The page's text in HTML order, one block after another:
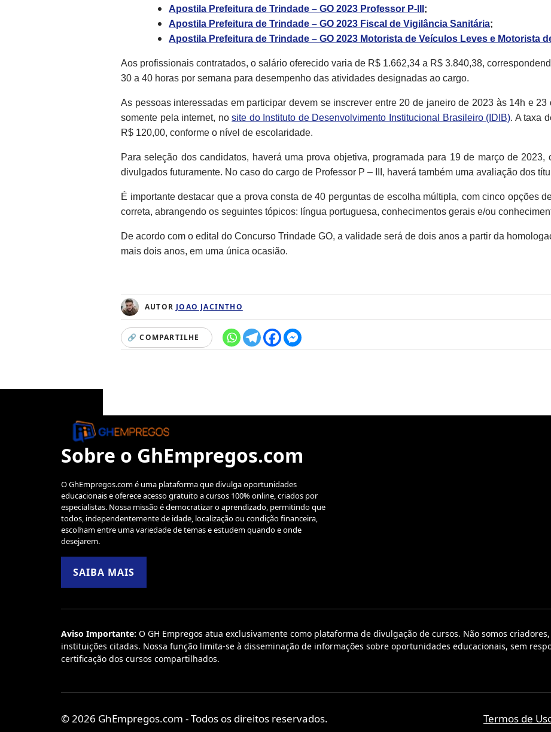
Apostila Prefeitura de Trindade – GO 2023 Professor P-III ;
Apostila Prefeitura de Trindade – GO 2023 Fiscal de Vigilância Sanitária;
Apostila Prefeitura de Trindade – GO 2023 Motorista de Veículos Leves e Motorista
Aos profissionais contratados, o salário oferecido varia de R$ 1.662,34 a R$ 3.840,38,
30 a 40 horas por semana para desempenho das atividades designadas ao cargo.
As pessoas interessadas em participar devem se inscrever entre 20 de janeiro de 2023 às 14h e
somente pela internet, nosite do Instituto de Desenvolvimento Institucional Brasileiro (IDIB). A taxa
R$ 120,00, conforme o nível de escolaridade.
Para seleção dos candidatos, haverá uma prova objetiva, programada para 19 de março de
divulgados futuramente. No caso do cargo de Professor P – III, haverá também uma avaliação dos
É importante destacar que a prova consta de 40 perguntas de escolha múltipla, com cinco opções
correta, abrangendo os seguintes tópicos: língua portuguesa, conhecimentos gerais e/ou
De acordo com o edital do Concurso Trindade GO, a validade será de dois anos a partir da
mais dois anos, em uma única ocasião.
AUTOR JOAO JACINTHO
🔗 COMPARTILHE
Sobre o GhEmpregos.com
O GhEmpregos.com é uma plataforma que divulga oportunidades
educacionais e oferece acesso gratuito a cursos 100% online, criados por
especialistas. Nossa missão é democratizar o aprendizado, permitindo que
todos, independentemente de idade, localização ou condição financeira,
escolham entre uma variedade de temas e estudem quando e onde
desejarem.
SAIBA MAIS
Aviso Importante: O GH Empregos atua exclusivamente como plataforma de divulgação de cursos. Não somos
instituições citadas. Nossa função limita-se à disseminação de informações sobre oportunidades educacionais, sem
certificação dos cursos compartilhados.
© 2026 GhEmpregos.com - Todos os direitos reservados. Termos de